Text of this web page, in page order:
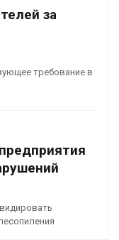
за
требование в